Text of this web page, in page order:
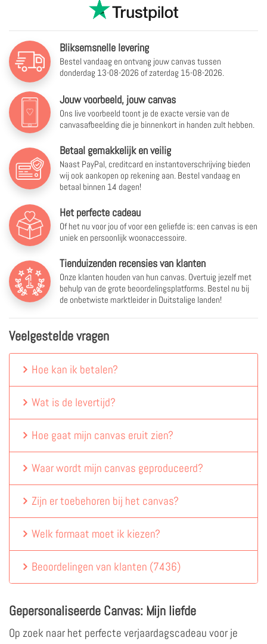
Bliksemsnelle levering
Bestel vandaag en ontvang jouw canvas tussen
donderdag 13-08-2026 of zaterdag 15-08-2026.
Jouw voorbeeld, jouw canvas
Ons live voorbeeld toont je de exacte versie van de
canvasafbeelding die je binnenkort in handen zult hebben.
Betaal gemakkelijk en veilig
Naast PayPal, creditcard en instantoverschrijving bieden
wij ook aankopen op rekening aan. Bestel vandaag en
betaal binnen 14 dagen!
Het perfecte cadeau
Of het nu voor jou of voor een geliefde is: een canvas is een
uniek en persoonlijk woonaccessoire.
Tienduizenden recensies van klanten
Onze klanten houden van hun canvas. Overtuig jezelf met
behulp van de grote beoordelingsplatforms. Bestel nu bij
de onbetwiste marktleider in Duitstalige landen!
Veelgestelde vragen
Hoe kan ik betalen?
Wat is de levertijd?
Hoe gaat mijn canvas eruit zien?
Waar wordt mijn canvas geproduceerd?
Zijn er toebehoren bij het canvas?
Welk formaat moet ik kiezen?
Beoordelingen van klanten (7436)
Gepersonaliseerde Canvas: Mijn liefde
Op zoek naar het perfecte verjaardagscadeau voor je